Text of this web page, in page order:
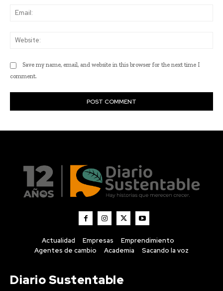
Actualidad Empresas
Emprendimiento
Agentes de cambio
Academia Sacando la voz
Diario Sustentable